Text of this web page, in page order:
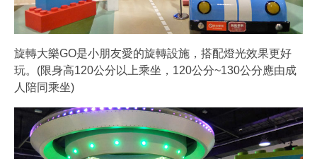
旋轉大樂GO是小朋友愛的旋轉設施，搭配燈光效果更好
玩。(限身高120公分以上乘坐，120公分~130公分應由成
人陪同乘坐)